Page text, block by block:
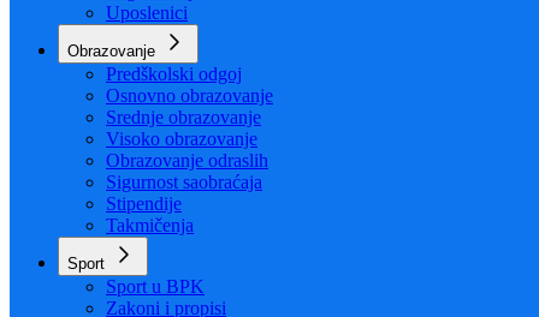
Ministar
Nadležnosti
Organizacija
Uposlenici
Obrazovanje
Predškolski odgoj
Osnovno obrazovanje
Srednje obrazovanje
Visoko obrazovanje
Obrazovanje odraslih
Sigurnost saobraćaja
Stipendije
Takmičenja